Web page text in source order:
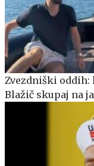
Zvezdniški
Blažič skupaj na